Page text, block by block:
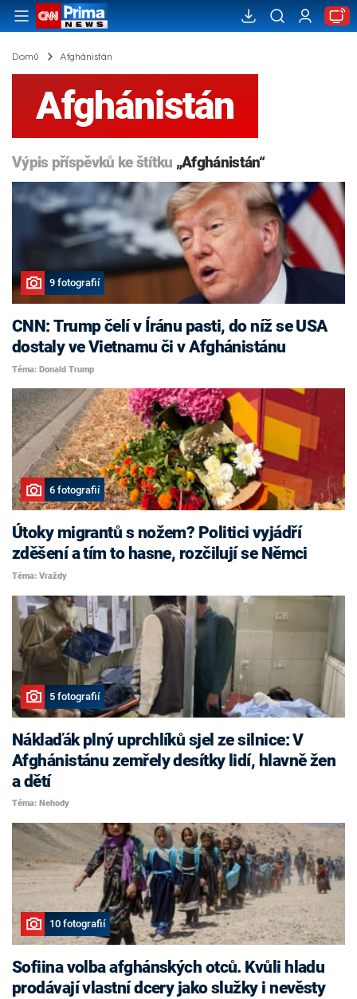
Domů Afghánistán
Afghánistán
Výpis příspěvků ke štítku „Afghánistán“
9 fotografií
CNN: Trump čelí v Íránu pasti, do níž se USA
dostaly ve Vietnamu či v Afghánistánu
Téma: Donald Trump
6 fotografií
Útoky migrantů s nožem? Politici vyjádří
zděšení a tím to hasne, rozčilují se Němci
Téma: Vraždy
5 fotografií
Náklaďák plný uprchlíků sjel ze silnice: V
Afghánistánu zemřely desítky lidí, hlavně žen
a dětí
Téma: Nehody
10 fotografií
Sofiina volba afghánských otců. Kvůli hladu
prodávají vlastní dcery jako služky i nevěsty